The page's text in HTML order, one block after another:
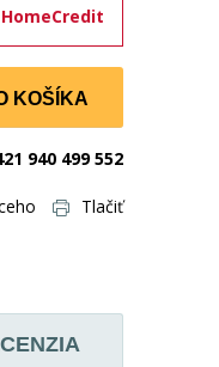
HomeCredit
KOŠÍKA
940 499 552
Tlačiť